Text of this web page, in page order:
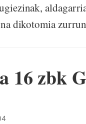
dikotomia
16 zbk